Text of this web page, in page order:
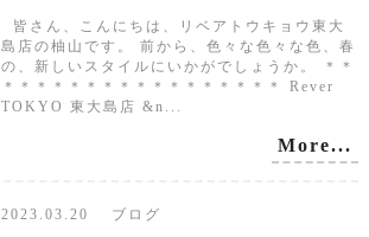
皆さん、こんにちは、リベアトウキョウ東大
島店の柚山です。 前から、色々な色々な色、春
の、新しいスタイルにいかがでしょうか。 ＊＊
＊＊＊＊＊＊＊＊＊＊＊＊＊＊＊＊＊ Rever
TOKYO 東大島店 &n...
More...
2023.03.20 ブログ